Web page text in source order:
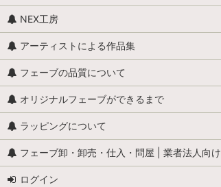
アイスデザート
お菓子（セット）
コーヒー
やさい
くだもの
NEX工房
アーティストによる作品集
フェーブの品質について
オリジナルフェーブができるまで
ラッピングについて
フェーブ卸・卸売・仕入・問屋 | 業者法人向け
ログイン